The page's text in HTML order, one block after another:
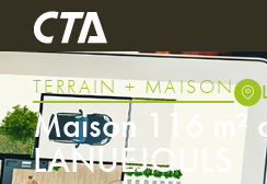
TERRAIN + MAISON
Maison 116 m²
LANUEJOULS